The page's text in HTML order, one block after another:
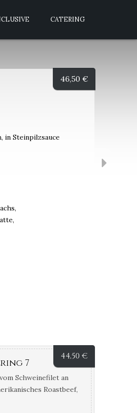
CATERING
in Steinpilzsauce
46,50 €
44,50 €
7
Schweinefilet an
Roastbeef,